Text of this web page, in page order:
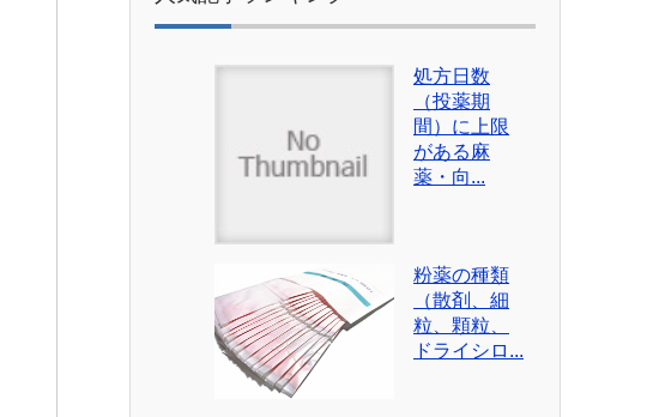
処方日数
（投薬期
間）に上限
がある麻
薬・向...
粉薬の種類
（散剤、細
粒、顆粒、
ドライシロ...